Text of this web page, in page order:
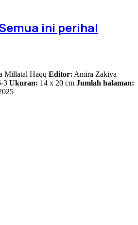
ini perihal
Millatal Haqq Editor: Amira Zakiya
3 Ukuran: 14 x 20 cm Jumlah halaman: